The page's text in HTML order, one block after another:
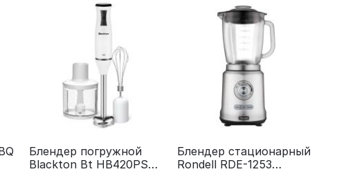
Блендер погружной
Blackton Bt HB420PS
Блендер стационарный
Rondell RDE-1253